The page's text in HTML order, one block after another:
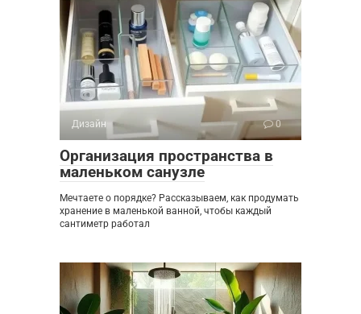
Дизайн 0
Организация пространства в
маленьком санузле
Мечтаете о порядке? Рассказываем, как продумать
хранение в маленькой ванной, чтобы каждый
сантиметр работал